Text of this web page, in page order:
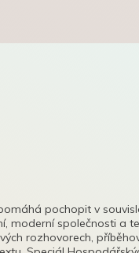
pochopit v
moderní společnosti a
rozhovorech,